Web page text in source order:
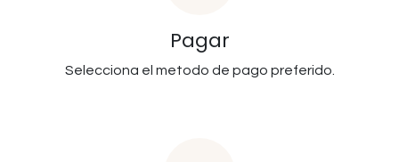
Pagar
Selecciona el metodo de pago preferido.